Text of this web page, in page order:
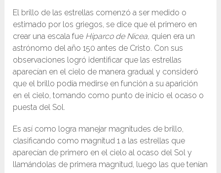
El brillo de las estrellas comenzó a ser medido o
estimado por los griegos, se dice que el primero en
crear una escala fue Hiparco de Nicea, quien era un
astrónomo del año 150 antes de Cristo. Con sus
observaciones logró identificar que las estrellas
aparecían en el cielo de manera gradual y consideró
que el brillo podía medirse en función a su aparición
en el cielo, tomando como punto de inicio el ocaso o
puesta del Sol.
Es así como logra manejar magnitudes de brillo,
clasificando como magnitud 1 a las estrellas que
aparecían de primero en el cielo al ocaso del Sol y
llamándolas de primera magnitud, luego las que tenían